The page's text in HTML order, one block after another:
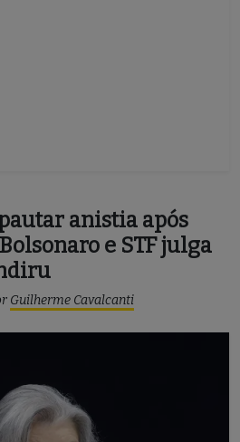
anistia após
e STF julga
Guilherme Cavalcanti